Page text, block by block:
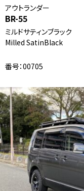
アウトランダー
BR-55
ミルドサティンブラック
Milled SatinBlack
番号：00705